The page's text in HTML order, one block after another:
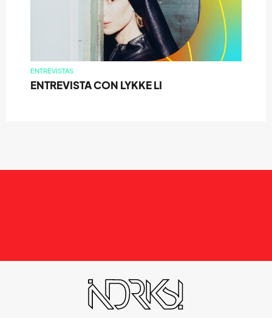
ENTREVISTAS
ENTREVISTA CON LYKKE LI